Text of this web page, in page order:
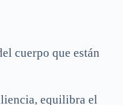
cuerpo que están
equilibra el